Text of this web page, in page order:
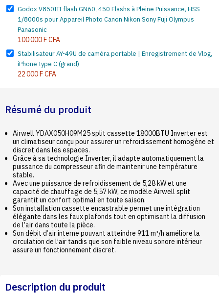
Godox V850III flash GN60, 450 Flashs à Pleine Puissance, HSS
1/8000s pour Appareil Photo Canon Nikon Sony Fuji Olympus
Panasonic
100 000 F CFA
Stabilisateur AY-49U de caméra portable | Enregistrement de Vlog,
iPhone type C (grand)
22 000 F CFA
Résumé du produit
Airwell YDAX050H09M25 split cassette 18000BTU Inverter est
un climatiseur conçu pour assurer un refroidissement homogène et
discret dans les espaces.
Grâce à sa technologie Inverter, il adapte automatiquement la
puissance du compresseur afin de maintenir une température
stable.
Avec une puissance de refroidissement de 5,28 kW et une
capacité de chauffage de 5,57 kW, ce modèle Airwell split
garantit un confort optimal en toute saison.
Son installation cassette encastrable permet une intégration
élégante dans les faux plafonds tout en optimisant la diffusion
de l’air dans toute la pièce.
Son débit d’air interne pouvant atteindre 911 m³/h améliore la
circulation de l’air tandis que son faible niveau sonore intérieur
assure un fonctionnement discret.
Description du produit